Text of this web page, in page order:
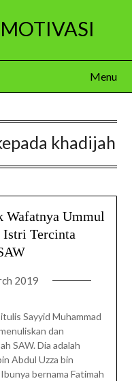
Menu
khadijah
Ummul
Tercinta
2019
Sayyid Muhammad
dan
SAW. Dia adalah
Abdul Uzza bin
bernama Fatimah